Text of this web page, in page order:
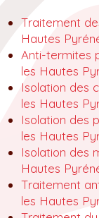
Traitement
Hautes
Anti-termites
les Hautes
Isolation des
les Hautes
Isolation des
les Hautes
Isolation des
Hautes
Traitement
les Hautes